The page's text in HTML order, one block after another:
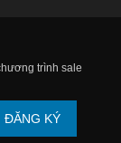
trình sale
ĐĂNG KÝ